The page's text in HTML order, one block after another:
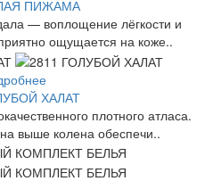
ПИЖАМА
— воплощение лёгкости и
ощущается на коже..
ХАЛАТ
плотного атласа.
выше колена обеспечи..